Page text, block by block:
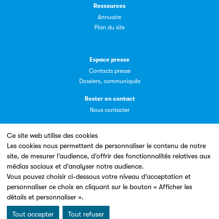
Ce site web utilise des cookies
Les cookies nous permettent de personnaliser le contenu de notre
site, de mesurer l’audience, d’offrir des fonctionnalités relatives aux
médias sociaux et d’analyser notre audience.
Vous pouvez choisir ci-dessous votre niveau d’acceptation et
personnaliser ce choix en cliquant sur le bouton « Afficher les
détails et personnaliser ».
Tout accepter Tout refuser
Ressources
Annuaire
Plan du site
Espace presse
Contacts presse
Dossiers, communiqués
Rester en contact
Nous contacter
Un site conçu en partenariat avec le
Clic.EDIt, pour faciliter les échanges informatisés entre
tous les acteurs de la filière de la fabrication de livres.